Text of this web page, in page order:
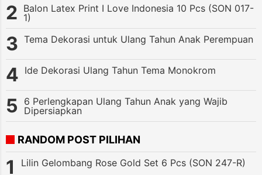
Balon Latex Print I Love Indonesia 10 Pcs (SON 017-
1)
Tema Dekorasi untuk Ulang Tahun Anak Perempuan
Ide Dekorasi Ulang Tahun Tema Monokrom
6 Perlengkapan Ulang Tahun Anak yang Wajib
Dipersiapkan
RANDOM POST PILIHAN
Lilin Gelombang Rose Gold Set 6 Pcs (SON 247-R)